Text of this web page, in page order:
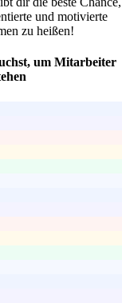
und motivierte
zu heißen!
um Mitarbeiter